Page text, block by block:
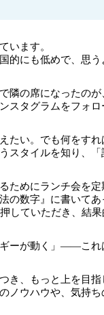
います。
的にも低めで、思
隣の席になったのが
スタグラムをフォ
たい。でも何をす
スタイルを知り、
ためにランチ会を
の数字』に書いて
していただき、結
ーが動く」——これ
き、もっと上を目
ノウハウや、気持